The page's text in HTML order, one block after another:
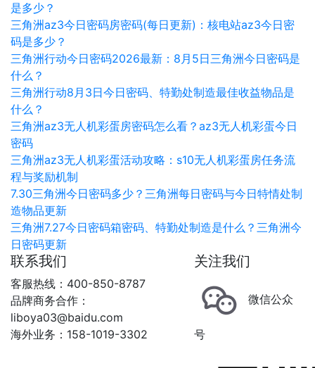
是多少？
三角洲az3今日密码房密码(每日更新)：核电站az3今日密
码是多少？
三角洲行动今日密码2026最新：8月5日三角洲今日密码是
什么？
三角洲行动8月3日今日密码、特勤处制造最佳收益物品是
什么？
三角洲az3无人机彩蛋房密码怎么看？az3无人机彩蛋今日
密码
三角洲az3无人机彩蛋活动攻略：s10无人机彩蛋房任务流
程与奖励机制
7.30三角洲今日密码多少？三角洲每日密码与今日特情处制
造物品更新
三角洲7.27今日密码箱密码、特勤处制造是什么？三角洲今
日密码更新
联系我们
客服热线：400-850-8787
品牌商务合作：
liboya03@baidu.com
海外业务：158-1019-3302
关注我们
微信公众
号